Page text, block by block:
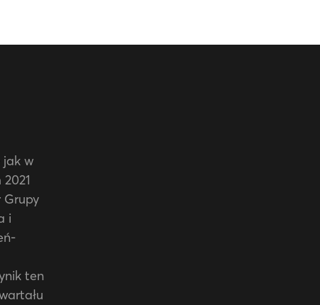
jak w
Grupy
i
ten